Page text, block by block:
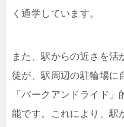
く通学しています。
また、駅からの近さを活
徒が、駅周辺の駐輪場に
「パークアンドライド
能です。これにより、駅